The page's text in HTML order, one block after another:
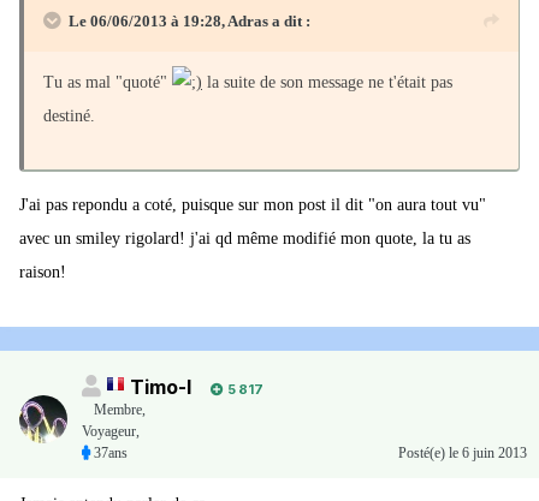
Le 06/06/2013 à 19:28, Adras a dit :
Tu as mal "quoté"
la suite de son message ne t'était pas
destiné.
J'ai pas repondu a coté, puisque sur mon post il dit "on aura tout vu"
avec un smiley rigolard! j'ai qd même modifié mon quote, la tu as
raison!
Timo-I
5 817
Membre
Voyageur,
37ans
Posté(e) le 6 juin 2013